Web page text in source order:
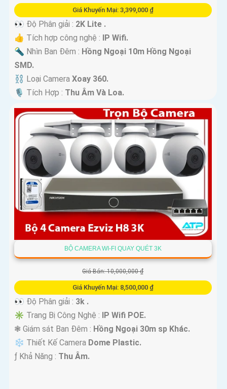
Giá Khuyến Mại: 3,399,000 ₫
️
👀 Độ Phân giải : 2K Lite .
👍 Tích hợp công nghệ : IP Wifi.
🔦 Nhìn Ban Đêm : Hồng Ngoại 10m Hồng Ngoại
SMD.
⛓ Loại Camera Xoay 360.
️🎙 Tích Hợp : Thu Âm Và Loa.
BỘ CAMERA WI-FI QUAY QUÉT 3K
Giá Bán: 10,000,000 ₫
Giá Khuyến Mại: 8,500,000 ₫
️
👀 Độ Phân giải : 3k .
✳️ Trang Bị Công Nghệ : IP Wifi POE.
❃ Giám sát Ban Đêm : Hồng Ngoại 30m sp Khác.
❄ Thiết Kế Camera Dome Plastic.
️ƒ Khả Năng : Thu Âm.